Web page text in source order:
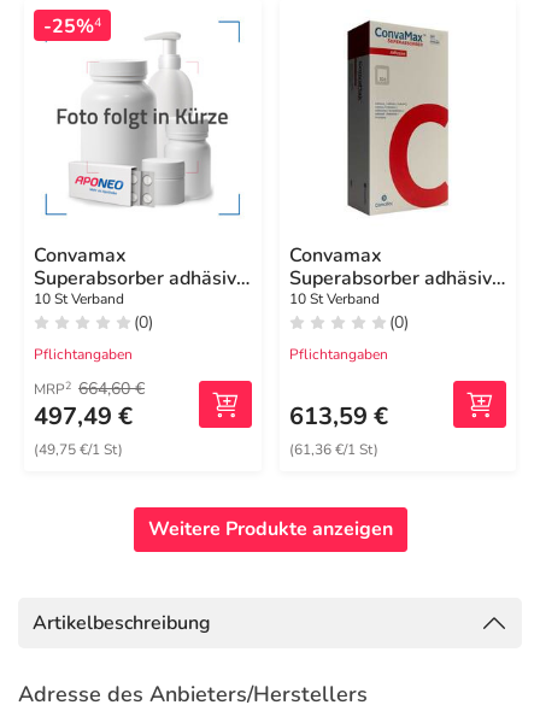
-25%4
Convamax
Superabsorber adhäsiv
20x20 cm
10 St Verband
(0)
Pflichtangaben
MRP2 664,60 €
497,49 €
(49,75 €/1 St)
Convamax
Superabsorber adhäsiv
20x20 cm
10 St Verband
(0)
Pflichtangaben
613,59 €
(61,36 €/1 St)
Weitere Produkte anzeigen
Artikelbeschreibung
Adresse des Anbieters/Herstellers